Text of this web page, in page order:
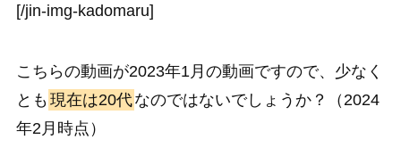
[/jin-img-kadomaru]
こちらの動画が2023年1月の動画ですので、少なく
とも 現在は20代なのではないでしょうか？（2024
年2月時点）